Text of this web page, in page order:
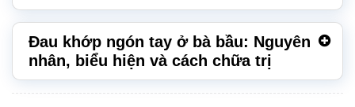
Đau khớp ngón tay ở bà bầu: Nguyên
nhân, biểu hiện và cách chữa trị